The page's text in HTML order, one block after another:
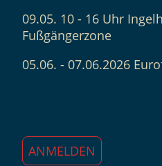
09.05. 10 - 16 Uhr
Fußgängerzone
05.06. - 07.06.2026
ANMELDEN